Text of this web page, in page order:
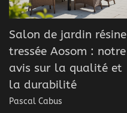
Salon de jardin résine
tressée Aosom : notre
avis sur la qualité et
la durabilité
Pascal Cabus